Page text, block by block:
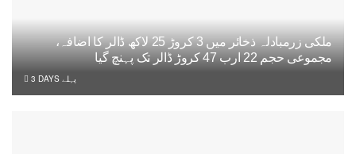
ملکی زرمبادلہ ذخائر میں 3 کروڑ 25 لاکھ ڈالر کا اضافہ،
مجموعی حجم 22 ارب 47 کروڑ ڈالر تک پہنچ گیا
3 DAYS پہلے